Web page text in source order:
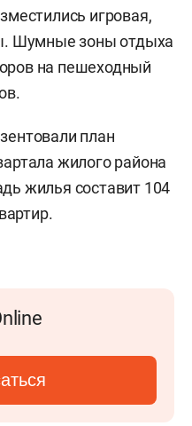
игровая,
Шумные зоны отдыха
на пешеходный
план
жилого района
жилья составит 104